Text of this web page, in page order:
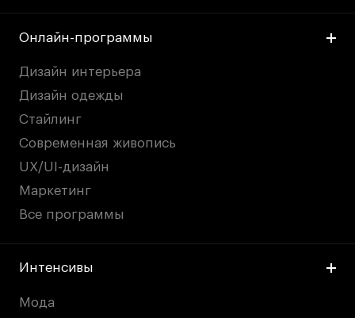
Онлайн-программы
Дизайн интерьера
Дизайн одежды
Стайлинг
Современная живопись
UX/UI-дизайн
Маркетинг
Все программы
Интенсивы
Мода